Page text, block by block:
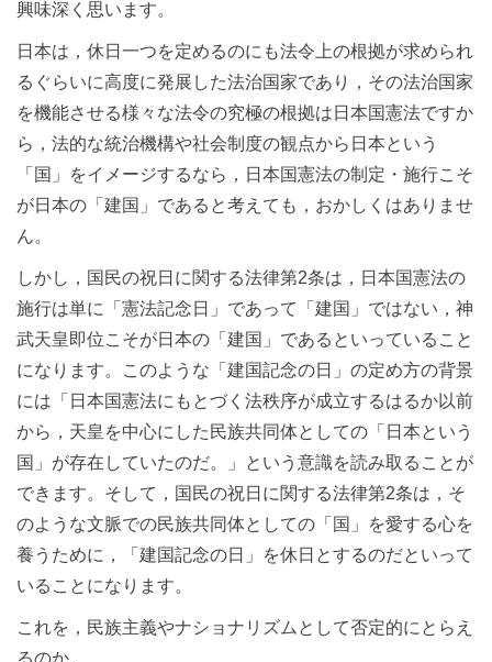
興味深く思います。
日本は，休日一つを定めるのにも法令上の根拠が求められ
るぐらいに高度に発展した法治国家であり，その法治国家
を機能させる様々な法令の究極の根拠は日本国憲法ですか
ら，法的な統治機構や社会制度の観点から日本という
「国」をイメージするなら，日本国憲法の制定・施行こそ
が日本の「建国」であると考えても，おかしくはありませ
ん。
しかし，国民の祝日に関する法律第2条は，日本国憲法の
施行は単に「憲法記念日」であって「建国」ではない，神
武天皇即位こそが日本の「建国」であるといっていること
になります。このような「建国記念の日」の定め方の背景
には「日本国憲法にもとづく法秩序が成立するはるか以前
から，天皇を中心にした民族共同体としての「日本という
国」が存在していたのだ。」という意識を読み取ることが
できます。そして，国民の祝日に関する法律第2条は，そ
のような文脈での民族共同体としての「国」を愛する心を
養うために，「建国記念の日」を休日とするのだといって
いることになります。
これを，民族主義やナショナリズムとして否定的にとらえ
るのか，